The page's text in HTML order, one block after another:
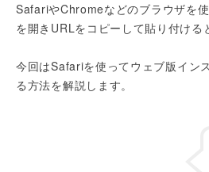
SafariやChromeなどのブラウザを
を開きURLをコピーして貼り付ける
今回はSafariを使ってウェブ版イン
る方法を解説します。